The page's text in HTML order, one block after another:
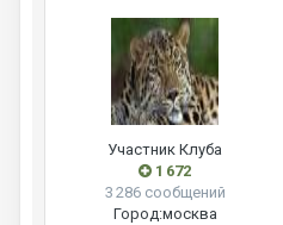
Участник Клуба
1 672
3 286 сообщений
Город:москва